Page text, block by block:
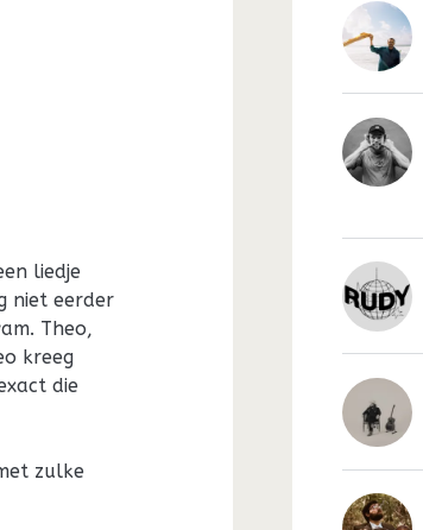
liedje
niet eerder
Theo,
kreeg
die
zulke